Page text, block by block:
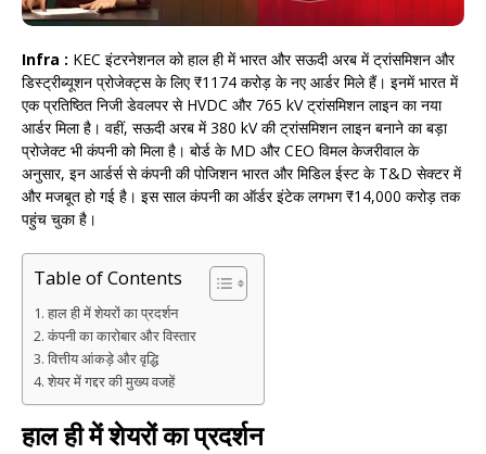
Infra : KEC इंटरनेशनल को हाल ही में भारत और सऊदी अरब में ट्रांसमिशन और
डिस्ट्रीब्यूशन प्रोजेक्ट्स के लिए ₹1174 करोड़ के नए आर्डर मिले हैं। इनमें भारत में
एक प्रतिष्ठित निजी डेवलपर से HVDC और 765 kV ट्रांसमिशन लाइन का नया
आर्डर मिला है। वहीं, सऊदी अरब में 380 kV की ट्रांसमिशन लाइन बनाने का बड़ा
प्रोजेक्ट भी कंपनी को मिला है। बोर्ड के MD और CEO विमल केजरीवाल के
अनुसार, इन आर्डर्स से कंपनी की पोजिशन भारत और मिडिल ईस्ट के T&D सेक्टर में
और मजबूत हो गई है। इस साल कंपनी का ऑर्डर इंटेक लगभग ₹14,000 करोड़ तक
पहुंच चुका है।
Table of Contents
हाल ही में शेयरों का प्रदर्शन
कंपनी का कारोबार और विस्तार
वित्तीय आंकड़े और वृद्धि
शेयर में गद्दर की मुख्य वजहें
हाल ही में शेयरों का प्रदर्शन